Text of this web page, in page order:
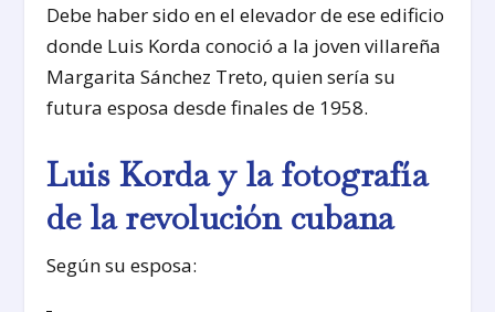
Debe haber sido en el elevador de ese edificio
donde Luis Korda conoció a la joven villareña
Margarita Sánchez Treto, quien sería su
futura esposa desde finales de 1958.
Luis Korda y la fotografía
de la revolución cubana
Según su esposa: